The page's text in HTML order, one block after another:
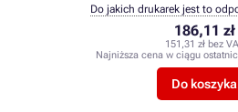
186,11 zł
151,31 zł bez
Najniższa cena w ciągu
Do koszyka
Do jakich drukarek jest to